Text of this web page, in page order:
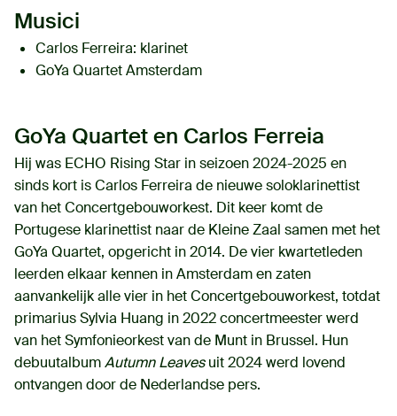
Musici
Carlos Ferreira: klarinet
GoYa Quartet Amsterdam
GoYa Quartet en Carlos Ferreia
Hij was ECHO Rising Star in seizoen 2024-2025 en
sinds kort is Carlos Ferreira de nieuwe soloklarinettist
van het Concertgebouworkest. Dit keer komt de
Portugese klarinettist naar de Kleine Zaal samen met het
GoYa Quartet, opgericht in 2014. De vier kwartetleden
leerden elkaar kennen in Amsterdam en zaten
aanvankelijk alle vier in het Concertgebouworkest, totdat
primarius Sylvia Huang in 2022 concertmeester werd
van het Symfonieorkest van de Munt in Brussel. Hun
debuutalbumAutumn Leavesuit 2024 werd lovend
ontvangen door de Nederlandse pers.